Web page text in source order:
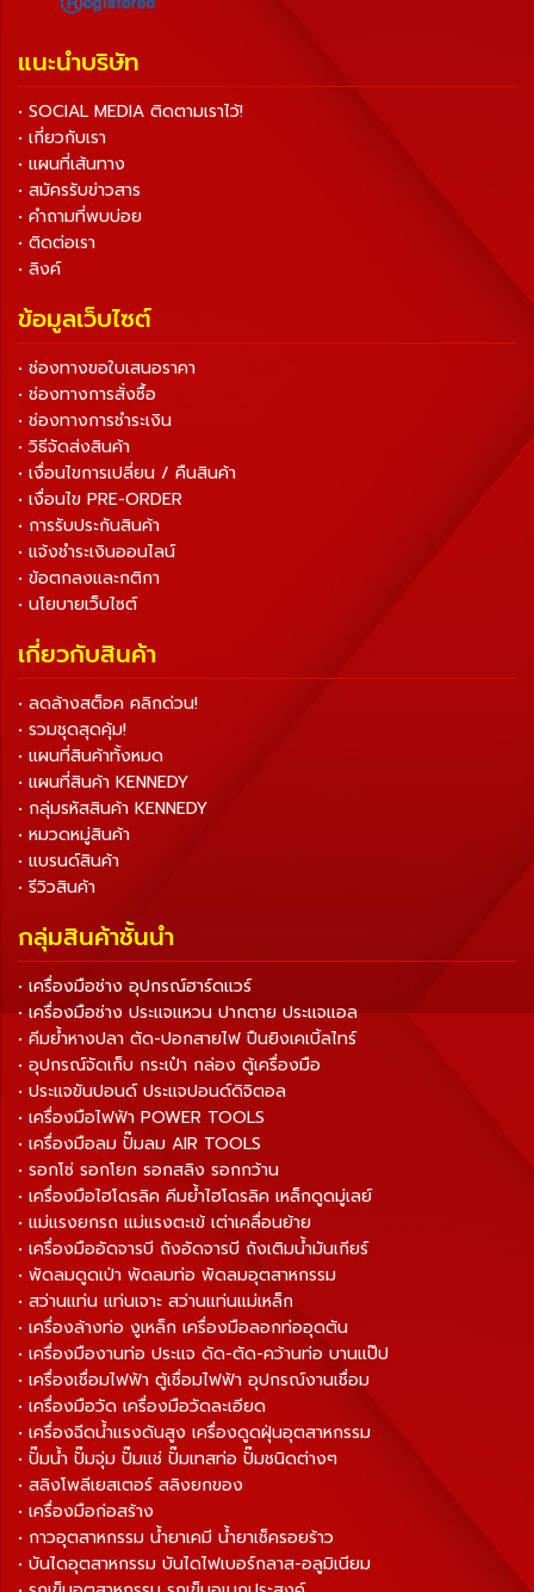
แนะนำบริษัท
• SOCIAL MEDIA ติดตามเราไว้!
• เกี่ยวกับเรา
• แผนที่เส้นทาง
• สมัครรับข่าวสาร
• คำถามที่พบบ่อย
• ติดต่อเรา
• ลิงค์
ข้อมูลเว็บไซต์
• ช่องทางขอใบเสนอราคา
• ช่องทางการสั่งซื้อ
• ช่องทางการชำระเงิน
• วิธีจัดส่งสินค้า
• เงื่อนไขการเปลี่ยน / คืนสินค้า
• เงื่อนไข PRE-ORDER
• การรับประกันสินค้า
• แจ้งชำระเงินออนไลน์
• ข้อตกลงและกติกา
• นโยบายเว็บไซต์
เกี่ยวกับสินค้า
• ลดล้างสต็อค คลิกด่วน!
• รวมชุดสุดคุ้ม!
• แผนที่สินค้าทั้งหมด
• แผนที่สินค้า KENNEDY
• กลุ่มรหัสสินค้า KENNEDY
• หมวดหมู่สินค้า
• แบรนด์สินค้า
• รีวิวสินค้า
กลุ่มสินค้าชั้นนำ
• เครื่องมือช่าง อุปกรณ์ฮาร์ดแวร์
• เครื่องมือช่าง ประแจแหวน ปากตาย ประแจแอล
• คีมย้ำหางปลา ตัด-ปอกสายไฟ ปืนยิงเคเบิ้ลไทร์
• อุปกรณ์จัดเก็บ กระเป๋า กล่อง ตู้เครื่องมือ
• ประแจขันปอนด์ ประแจปอนด์ดิจิตอล
• เครื่องมือไฟฟ้า POWER TOOLS
• เครื่องมือลม ปั๊มลม AIR TOOLS
• รอกโซ่ รอกโยก รอกสลิง รอกกว้าน
• เครื่องมือไฮโดรลิค คีมย้ำไฮโดรลิค เหล็กดูดมู่เลย์
• แม่แรงยกรถ แม่แรงตะเข้ เต่าเคลื่อนย้าย
• เครื่องมืออัดจารบี ถังอัดจารบี ถังเติมน้ำมันเกียร์
• พัดลมดูดเป่า พัดลมท่อ พัดลมอุตสาหกรรม
• สว่านแท่น แท่นเจาะ สว่านแท่นแม่เหล็ก
• เครื่องล้างท่อ งูเหล็ก เครื่องมือลอกท่ออุดตัน
• เครื่องมืองานท่อ ประแจ ดัด-ตัด-คว้านท่อ บานแป๊ป
• เครื่องเชื่อมไฟฟ้า ตู้เชื่อมไฟฟ้า อุปกรณ์งานเชื่อม
• เครื่องมือวัด เครื่องมือวัดละเอียด
• เครื่องฉีดน้ำแรงดันสูง เครื่องดูดฝุ่นอุตสาหกรรม
• ปั๊มน้ำ ปั๊มจุ่ม ปั๊มแช่ ปั๊มเทสท่อ ปั๊มชนิดต่างๆ
• สลิงโพลีเยสเตอร์ สลิงยกของ
• เครื่องมือก่อสร้าง
• กาวอุตสาหกรรม น้ำยาเคมี น้ำยาเช็ครอยร้าว
• บันไดอุตสาหกรรม บันไดไฟเบอร์กลาส-อลูมิเนียม